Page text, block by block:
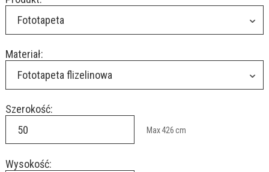
Fototapeta
Materiał:
Fototapeta flizelinowa
Szerokość:
Max426cm
Wysokość: